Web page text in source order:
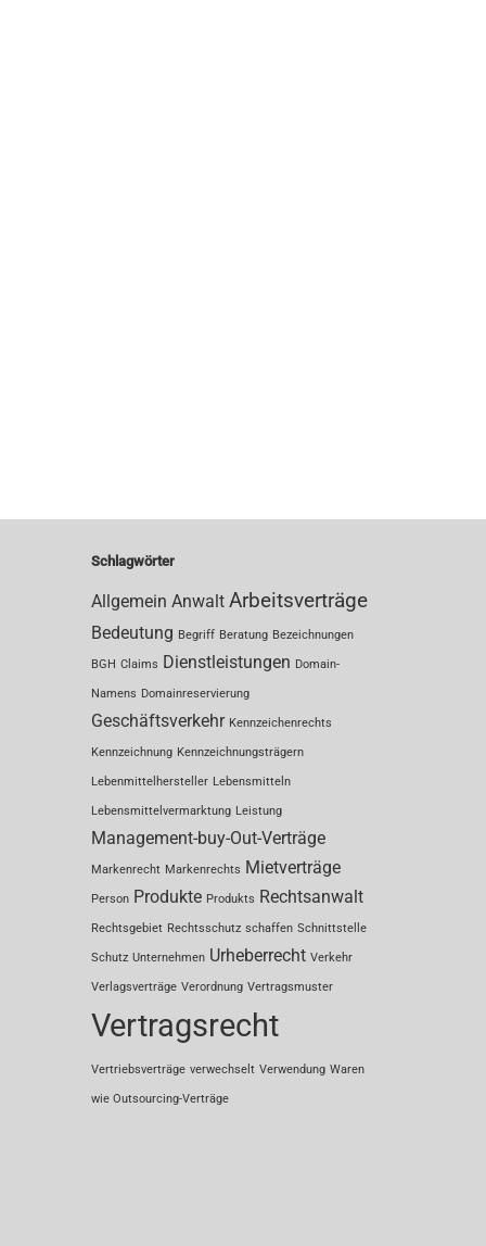
Schlagwörter
Allgemein Anwalt Arbeitsverträge
Bedeutung Begriff Beratung Bezeichnungen
BGH Claims Dienstleistungen Domain-
Namens Domainreservierung
Geschäftsverkehr Kennzeichenrechts
Kennzeichnung Kennzeichnungsträgern
Lebenmittelhersteller Lebensmitteln
Lebensmittelvermarktung Leistung
Management-buy-Out-Verträge
Markenrecht Markenrechts Mietverträge
Person Produkte Produkts Rechtsanwalt
Rechtsgebiet Rechtsschutz schaffen Schnittstelle
Schutz Unternehmen Urheberrecht Verkehr
Verlagsverträge Verordnung Vertragsmuster
Vertragsrecht
Vertriebsverträge verwechselt Verwendung Waren
wie Outsourcing-Verträge